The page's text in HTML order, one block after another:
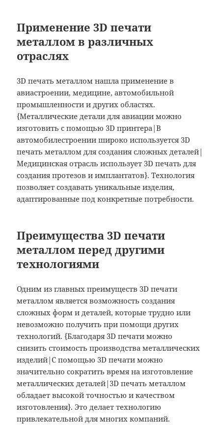
Применение 3D печати
металлом в различных
отраслях
3D печать металлом нашла применение в
авиастроении, медицине, автомобильной
промышленности и других областях.
{Металлические детали для авиации можно
изготовить с помощью 3D принтера|В
автомобилестроении широко используется 3D
печать металлом для создания сложных деталей|
Медицинская отрасль использует 3D печать для
создания протезов и имплантатов}. Технология
позволяет создавать уникальные изделия,
адаптированные под конкретные потребности.
Преимущества 3D печати
металлом перед другими
технологиями
Одним из главных преимуществ 3D печати
металлом является возможность создания
сложных форм и деталей, которые трудно или
невозможно получить при помощи других
технологий. {Благодаря 3D печати можно
снизить стоимость производства металлических
изделий|С помощью 3D печати можно
значительно сократить время на изготовление
металлических деталей|3D печать металлом
обладает высокой точностью и качеством
изготовления}. Это делает технологию
привлекательной для многих компаний.